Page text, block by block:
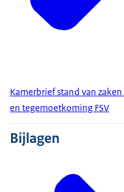
Kamerbrief stand van
en tegemoetkoming FSV
Bijlagen